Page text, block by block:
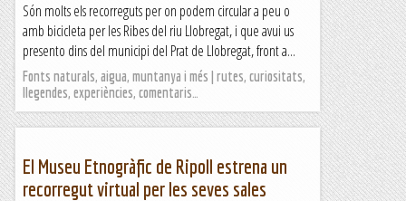
Són molts els recorreguts per on podem circular a peu o
amb bicicleta per les Ribes del riu Llobregat, i que avui us
presento dins del municipi del Prat de Llobregat, front a...
Fonts naturals, aigua, muntanya i més | rutes, curiositats,
llegendes, experiències, comentaris…
El Museu Etnogràfic de Ripoll estrena un
recorregut virtual per les seves sales